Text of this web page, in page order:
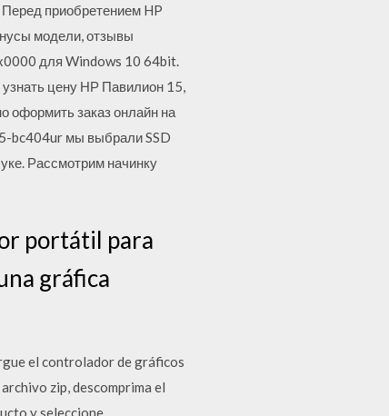
приобретением HP
модели, отзывы
для Windows 10 64bit.
цену НР Павилион 15,
оформить заказ онлайн на
bc404ur мы выбрали SSD
Рассмотрим начинку
portátil para
gráfica
el controlador de gráficos
zip, descomprima el
y seleccione